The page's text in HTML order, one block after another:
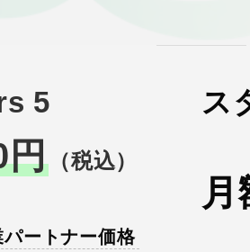
5
円 （税込）
ートナー価格
ス
月